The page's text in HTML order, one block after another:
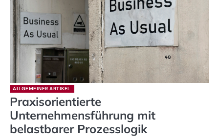
ALLGEMEINER ARTIKEL
Praxisorientierte
Unternehmensführung mit
belastbarer Prozesslogik